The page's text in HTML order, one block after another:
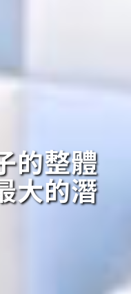
的整體
大的潛